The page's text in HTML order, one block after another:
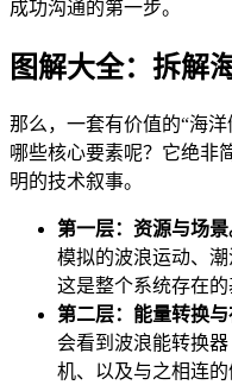
成功沟通的第一步。
图解大全：拆解
那么，一套有价值的“海
哪些核心要素呢？它绝非
明的技术叙事。
第一层：资源与场景
模拟的波浪运动、潮
这是整个系统存在的
第二层：能量转换与
会看到波浪能转换
机、以及与之相连